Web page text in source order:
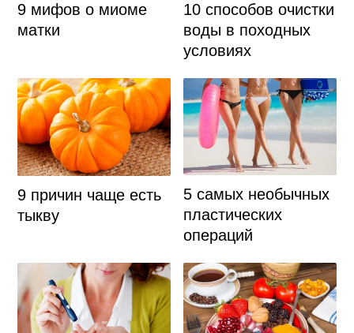
9 мифов о миоме
матки
10 способов очистки
воды в походных
условиях
9 причин чаще есть
тыкву
5 самых необычных
пластических
операций